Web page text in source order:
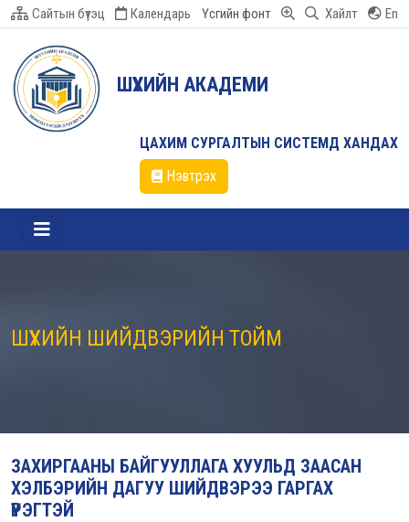
Сайтын бүтэц Календарь Үсгийн фонт Хайлт En
ШҮҮХИЙН АКАДЕМИ
ЦАХИМ СУРГАЛТЫН СИСТЕМД ХАНДАХ
Нэвтрэх
ШҮҮХИЙН ШИЙДВЭРИЙН ТОЙМ
ЗАХИРГААНЫ БАЙГУУЛЛАГА ХУУЛЬД ЗААСАН
ХЭЛБЭРИЙН ДАГУУ ШИЙДВЭРЭЭ ГАРГАХ
ҮҮРЭГТЭЙ